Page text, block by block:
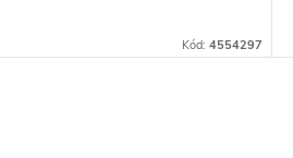
Kód: 4554297